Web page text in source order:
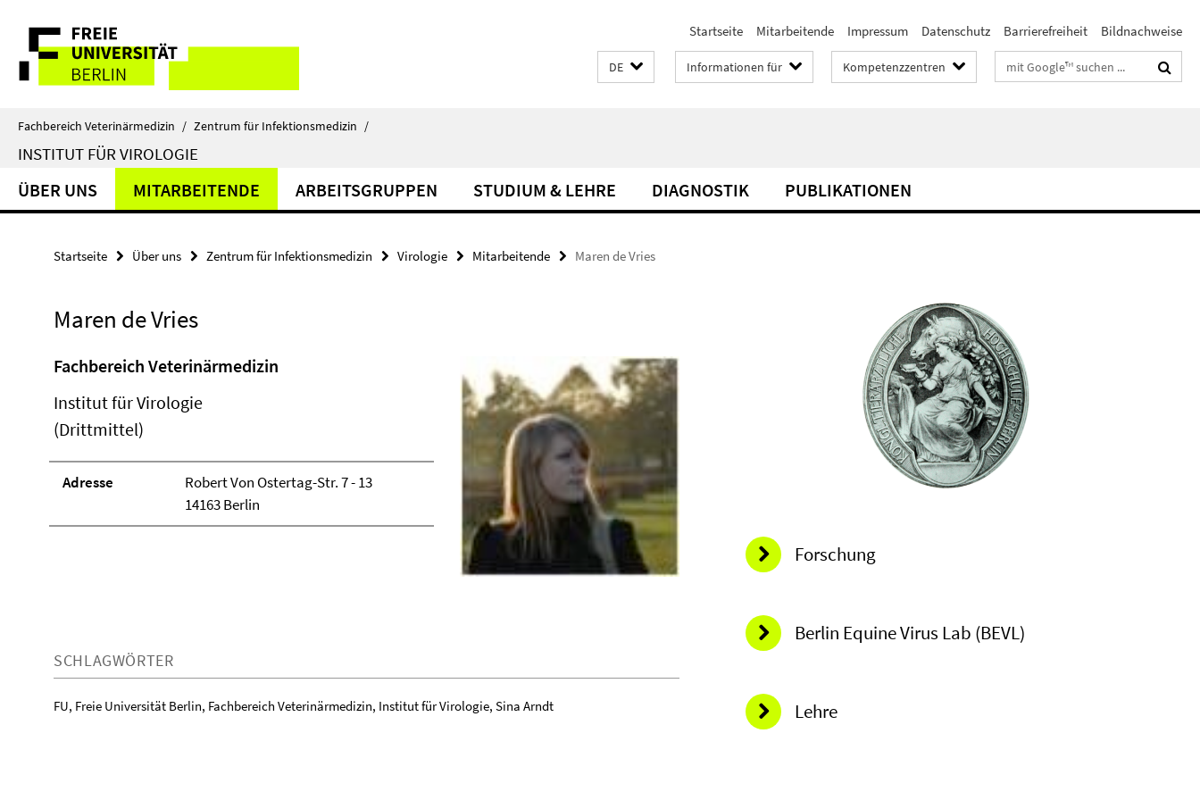
direkt
Inhalt
Service-
Navigation
Startseite Mitarbeitende Impressum Datenschutz Barrierefreiheit Bildnachweise
DE Informationen für Kompetenzzentren Suchbegriffe
Fachbereich Veterinärmedizin / Zentrum für Infektionsmedizin /
INSTITUT FÜR VIROLOGIE
ÜBER UNS MITARBEITENDE ARBEITSGRUPPEN STUDIUM & LEHRE DIAGNOSTIK PUBLIKATIONEN
Startseite Über uns Zentrum für Infektionsmedizin Virologie Mitarbeitende Maren de Vries
Maren de Vries
Fachbereich Veterinärmedizin
Institut für Virologie
(Drittmittel)
Adresse
Robert Von Ostertag-Str. 7 - 13
14163 Berlin
SCHLAGWÖRTER
FU, Freie Universität Berlin, Fachbereich Veterinärmedizin, Institut für Virologie, Sina Arndt
Forschung
Berlin Equine Virus Lab (BEVL)
Lehre